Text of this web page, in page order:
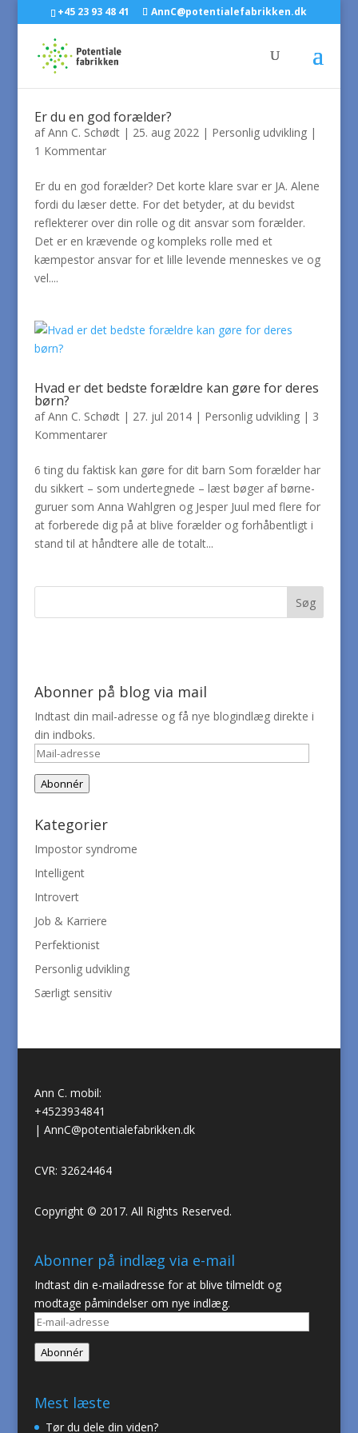
+45 23 93 48 41 AnnC@potentialefabrikken.dk
Er du en god forælder?
afAnn C. Schødt| 25. aug 2022| Personlig udvikling|
1 Kommentar
Er du en god forælder? Det korte klare svar er JA. Alene
fordi du læser dette. For det betyder, at du bevidst
reflekterer over din rolle og dit ansvar som forælder.
Det er en krævende og kompleks rolle med et
kæmpestor ansvar for et lille levende menneskes ve og
vel....
Hvad er det bedste forældre kan gøre for deres
børn?
afAnn C. Schødt| 27. jul 2014| Personlig udvikling| 3
Kommentarer
6 ting du faktisk kan gøre for dit barn Som forælder har
du sikkert – som undertegnede – læst bøger af børne-
guruer som Anna Wahlgren og Jesper Juul med flere for
at forberede dig på at blive forælder og forhåbentligt i
stand til at håndtere alle de totalt...
Abonner på blog via mail
Indtast din mail-adresse og få nye blogindlæg direkte i
din indboks.
Mail-
adresse
Abonnér
Kategorier
Impostor syndrome
Intelligent
Introvert
Job & Karriere
Perfektionist
Personlig udvikling
Særligt sensitiv
Ann C. mobil:
+4523934841
| AnnC@potentialefabrikken.dk
CVR: 32624464
Copyright © 2017. All Rights Reserved.
Abonner på indlæg via e-mail
Indtast din e-mailadresse for at blive tilmeldt og
modtage påmindelser om nye indlæg.
E-
mail-
adresse
Abonnér
Mest læste
Tør du dele din viden?